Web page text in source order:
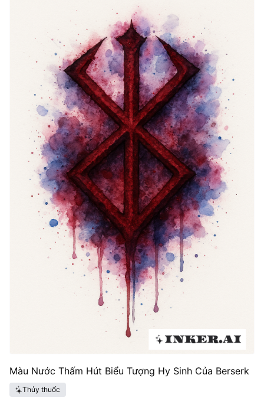
Màu Nước Thấm Hút Biểu Tượng Hy Sinh Của Berserk
Thủy thuốc